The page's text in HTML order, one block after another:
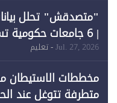
"متصدقش" تحلل
Jul. 27, 2026- تعليم
مخططات الاستيطان
متطرفة تتوغل عند